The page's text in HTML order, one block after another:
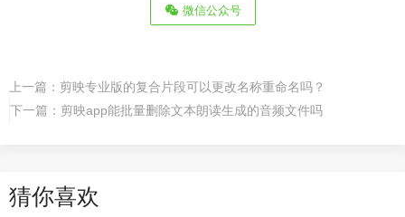
微信公众号
上一篇： 剪映专业版的复合片段可以更改名称重命名吗？
下一篇： 剪映app能批量删除文本朗读生成的音频文件吗
猜你喜欢